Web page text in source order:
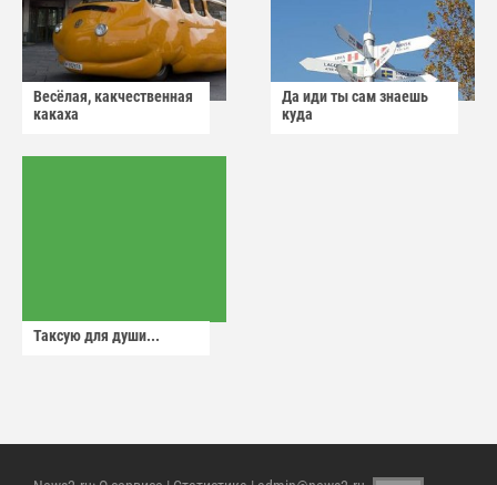
Весёлая, какчественная
какаха
Да иди ты сам знаешь
куда
Таксую для души...